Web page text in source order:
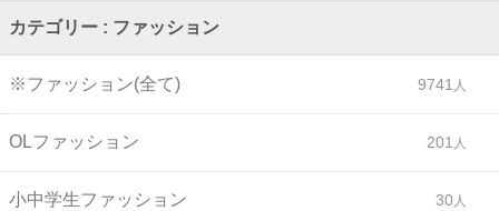
カテゴリー : ファッション
※ファッション(全て) 9741
OLファッション 201
小中学生ファッション 30